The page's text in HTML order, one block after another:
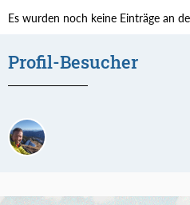
Es wurden noch keine Einträge an
Profil-Besucher